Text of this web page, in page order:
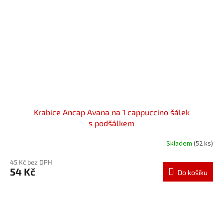
Krabice Ancap Avana na 1 cappuccino šálek
s podšálkem
Skladem (52 ks)
45 Kč bez DPH
54 Kč Do košíku